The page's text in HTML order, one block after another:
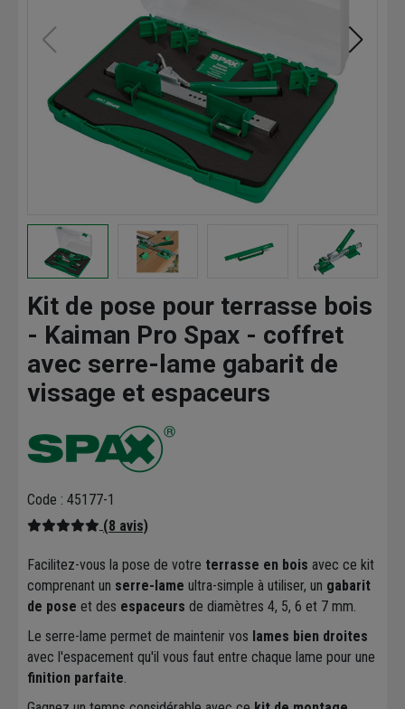
Kit de pose pour terrasse bois
- Kaiman Pro Spax - coffret
avec serre-lame gabarit de
vissage et espaceurs
Code : 45177-1
(8 avis)
Facilitez-vous la pose de votre terrasse en bois avec ce kit
comprenant un serre-lame ultra-simple à utiliser, un gabarit
de pose et des espaceurs de diamètres 4, 5, 6 et 7 mm.
Le serre-lame permet de maintenir vos lames bien droites
avec l'espacement qu'il vous faut entre chaque lame pour une
finition parfaite